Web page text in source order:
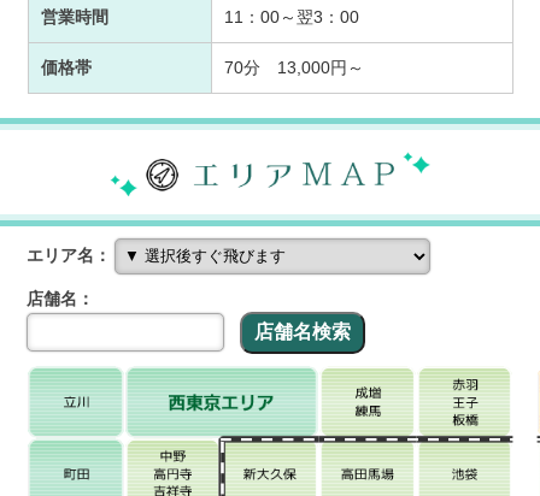
営業時間 11：00～翌3：00
価格帯 70分 13,000円～
エリア名：
店舗名：